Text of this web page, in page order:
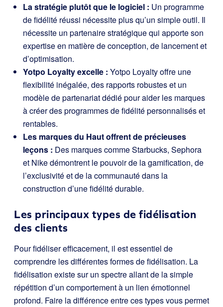
La stratégie plutôt que le logiciel : Un programme
de fidélité réussi nécessite plus qu’un simple outil. Il
nécessite un partenaire stratégique qui apporte son
expertise en matière de conception, de lancement et
d’optimisation.
Yotpo Loyalty excelle : Yotpo Loyalty offre une
flexibilité inégalée, des rapports robustes et un
modèle de partenariat dédié pour aider les marques
à créer des programmes de fidélité personnalisés et
rentables.
Les marques du Haut offrent de précieuses
leçons : Des marques comme Starbucks, Sephora
et Nike démontrent le pouvoir de la gamification, de
l’exclusivité et de la communauté dans la
construction d’une fidélité durable.
Les principaux types de fidélisation
des clients
Pour fidéliser efficacement, il est essentiel de
comprendre les différentes formes de fidélisation. La
fidélisation existe sur un spectre allant de la simple
répétition d’un comportement à un lien émotionnel
profond. Faire la différence entre ces types vous permet